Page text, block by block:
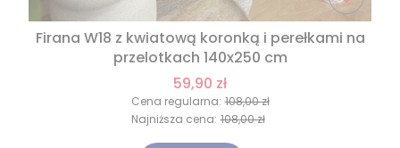
Firana W18 z kwiatową koronką i perełkami na
przelotkach 140x250 cm
59,90 zł
Cena regularna: 108,00 zł
Najniższa cena: 108,00 zł